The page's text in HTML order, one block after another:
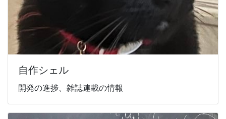
自作シェル
開発の進捗、雑誌連載の情報